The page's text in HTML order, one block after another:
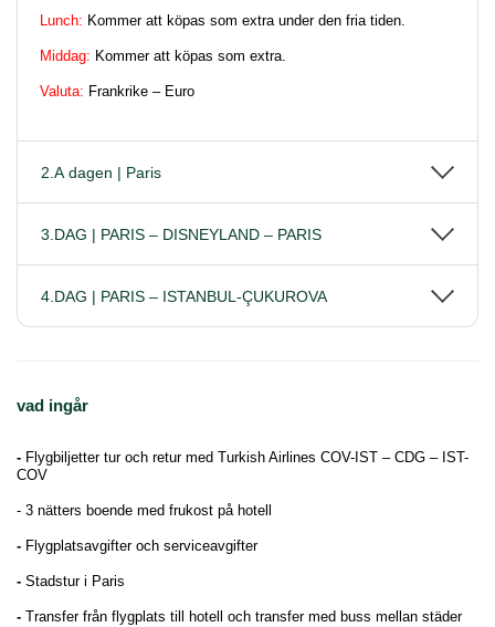
Lunch: Kommer att köpas som extra under den fria tiden.
Middag: Kommer att köpas som extra.
Valuta: Frankrike – Euro
2.A dagen | Paris
3.DAG | PARIS – DISNEYLAND – PARIS
4.DAG | PARIS – ISTANBUL-ÇUKUROVA
vad ingår
- Flygbiljetter tur och retur med Turkish Airlines COV-IST – CDG – IST-
COV
- 3 nätters boende med frukost på hotell
- Flygplatsavgifter och serviceavgifter
- Stadstur i Paris
- Transfer från flygplats till hotell och transfer med buss mellan städer